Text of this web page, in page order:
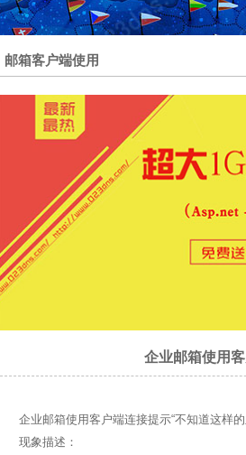
邮箱客户端使用
企业邮箱使用
企业邮箱使用客户端连接提示“不知道这样的
现象描述：